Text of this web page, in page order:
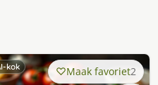
kok Maak favoriet2